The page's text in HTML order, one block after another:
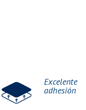
Excelente
adhesión